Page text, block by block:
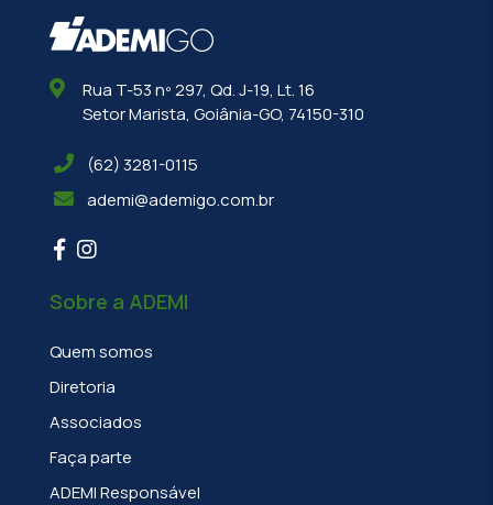
Rua T-53 nº 297, Qd. J-19, Lt. 16
Setor Marista, Goiânia-GO, 74150-310
(62) 3281-0115
ademi@ademigo.com.br
Sobre a ADEMI
Quem somos
Diretoria
Associados
Faça parte
ADEMI Responsável